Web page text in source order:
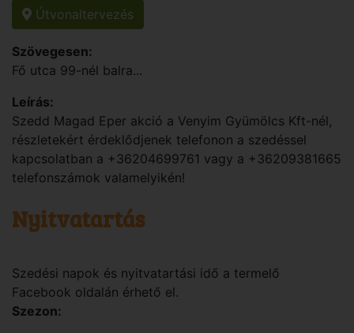
Útvonaltervezés
Szövegesen:
Fő utca 99-nél balra...
Leírás:
Szedd Magad Eper akció a Venyim Gyümölcs Kft-nél,
részletekért érdeklődjenek telefonon a szedéssel
kapcsolatban a +36204699761 vagy a +36209381665
telefonszámok valamelyikén!
Nyitvatartás
Szedési napok és nyitvatartási idő a termelő
Facebook oldalán érhető el.
Szezon: